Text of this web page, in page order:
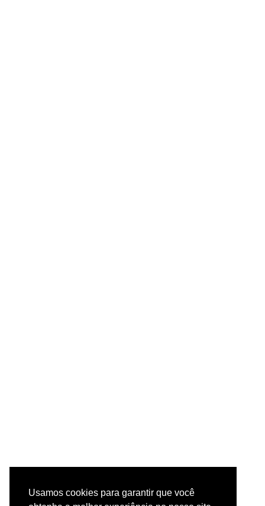
Usamos cookies para garantir que você